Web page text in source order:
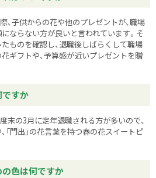
、子供からの花や他のプレゼントが、職場
ならない方が良いと言われています。そ
ものを確認し、退職後しばらくして職場
ギフトや、予算感が近いプレゼントを贈
すか
末の3月に定年退職される方が多いので、
「門出」の花言葉を持つ春の花スイートピ
色は何ですか